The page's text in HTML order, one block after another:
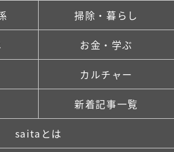
掃除・暮らし
お金・学ぶ
カルチャー
新着記事一覧
saitaとは